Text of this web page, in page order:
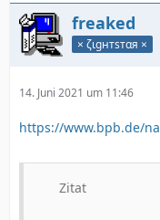
freaked
× ζιgнтѕтαя ×
14. Juni 2021 um 11:46
https://www.bpb.de/
Zitat